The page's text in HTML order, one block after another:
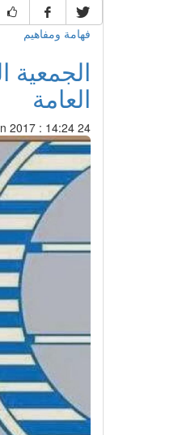
فهامة ومفاهيم
الجمعية
العامة
24 Jun 2017 : 14:24